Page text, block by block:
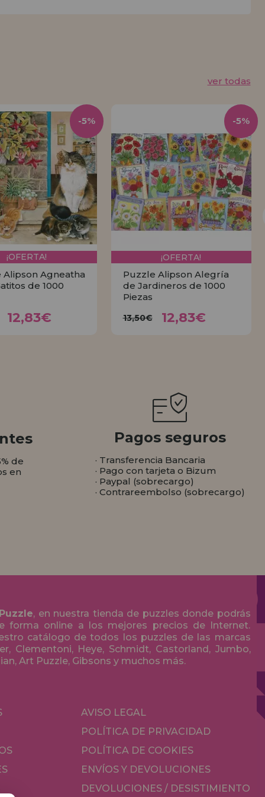
ver todas
¡OFERTA!
Alipson Agneatha
de 1000
12,83€
-5%
¡OFERTA!
Puzzle Alipson Alegría
de Jardineros de 1000
Piezas
13,50€ 12,83€
-5%
de
en
Pagos seguros
· Transferencia Bancaria
· Pago con tarjeta o Bizum
· Paypal (sobrecargo)
· Contrareembolso (sobrecargo)
, en nuestra tienda de puzzles donde podrás
forma online a los mejores precios de Internet.
catálogo de todos los puzzles de las marcas
Clementoni, Heye, Schmidt, Castorland, Jumbo,
Art Puzzle, Gibsons y muchos más.
AVISO LEGAL
POLÍTICA DE PRIVACIDAD
POLÍTICA DE COOKIES
ENVÍOS Y DEVOLUCIONES
DEVOLUCIONES / DESISTIMIENTO